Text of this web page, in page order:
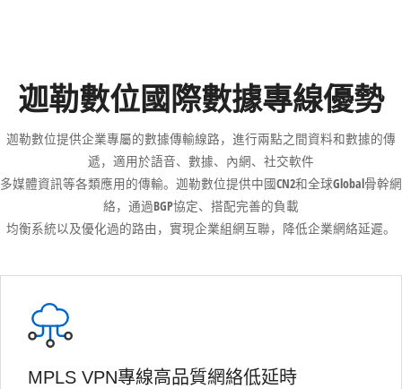
迦勒數位國際數據專線優勢
迦勒數位提供企業專屬的數據傳輸線路，進行兩點之間資料和數據的傳
遞，適用於語音、數據、內網、社交軟件
多媒體資訊等各類應用的傳輸。迦勒數位提供中國CN2和全球Global骨幹網
絡，通過BGP協定、搭配完善的負載
均衡系統以及優化過的路由，實現企業組網互聯，降低企業網絡延遲。
MPLS VPN專線高品質網絡低延時